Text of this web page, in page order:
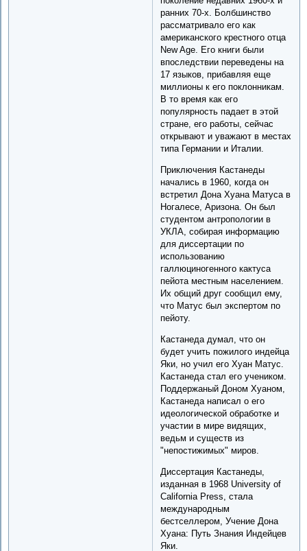
ранних 70-х. Болбшинство
рассматривало его как
американского крестного отца
New Age. Его книги были
впоследствии переведены на
17 языков, прибавляя еще
миллионы к его поклонникам.
В то время как его
популярность падает в этой
стране, его работы, сейчас
открывают и уважают в местах
типа Германии и Италии.
Приключения Кастанеды
начались в 1960, когда он
встретил Дона Хуана Матуса в
Ногалесе, Аризона. Он был
студентом антропологии в
УКЛА, собирая информацию
для диссертации по
использованию
галлюциногенного кактуса
пейота местным населением.
Их общий друг сообщил ему,
что Матус был экспертом по
пейоту.
Кастанеда думал, что он
будет учить пожилого индейца
Яки, но учил его Хуан Матус.
Кастанеда стал его учеником.
Поддержаный Доном Хуаном,
Кастанеда написал о его
идеологической обработке и
участии в мире видящих,
ведьм и существ из
"непостижимых" миров.
Диссертация Кастанеды,
изданная в 1968 University of
California Press, стала
международным
бестселлером, Учение Дона
Хуана: Путь Знания Индейцев
Яки.